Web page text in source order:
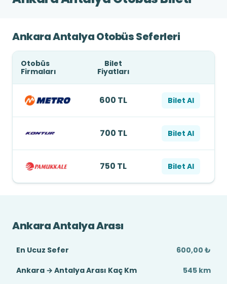
Ankara Antalya Otobüs Seferleri
Otobüs
Firmaları
Bilet
Fiyatları
600 TL Bilet Al
700 TL Bilet Al
750 TL Bilet Al
Ankara Antalya Arası
En Ucuz Sefer
600,00 ₺
Ankara → Antalya Arası Kaç Km
545 km